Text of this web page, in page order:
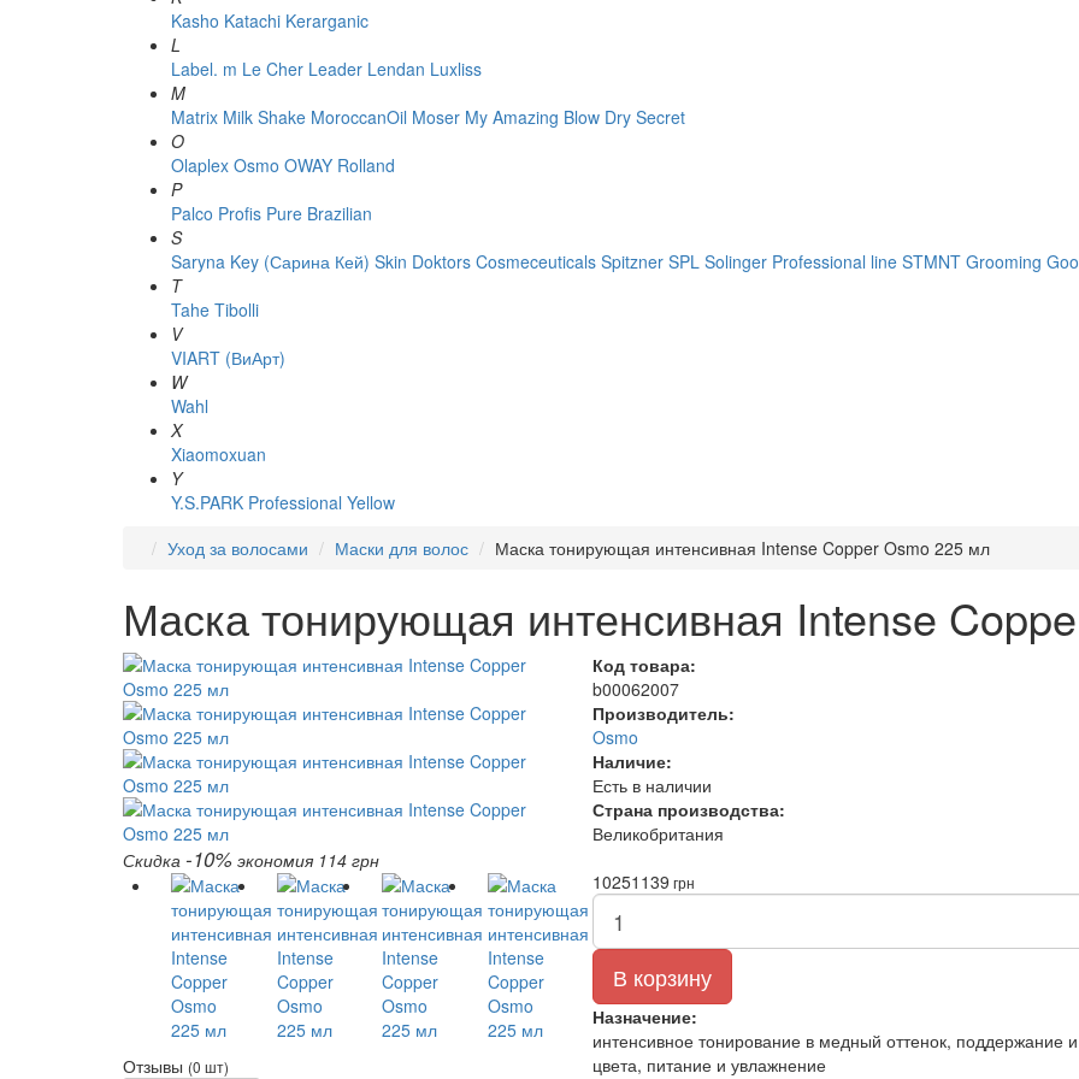
Kasho Katachi Kerarganic
L
Label. m Le Cher Leader Lendan Luxliss
M
Matrix Milk Shake MoroccanOil Moser My Amazing Blow Dry Secret
O
Olaplex Osmo OWAY Rolland
P
Palco Profis Pure Brazilian
S
Saryna Key (Сарина Кей) Skin Doktors Cosmeceuticals Spitzner SPL Solinger Professional line STMNT Grooming
T
Tahe Tibolli
V
VIART (ВиАрт)
W
Wahl
X
Xiaomoxuan
Y
Y.S.PARK Professional Yellow
Уход за волосами
Маски для волос Маска тонирующая интенсивная Intense Copper Osmo 225 мл
Маска тонирующая интенсивная Intense
Скидка -10% экономия 114 грн
Отзывы (0 шт)
Код товара:
b00062007
Производитель:
Osmo
Наличие:
Есть в наличии
Страна производства:
Великобритания
10251139 грн
В корзину
Назначение:
интенсивное тонирование в медный оттенок, поддержание
цвета, питание и увлажнение